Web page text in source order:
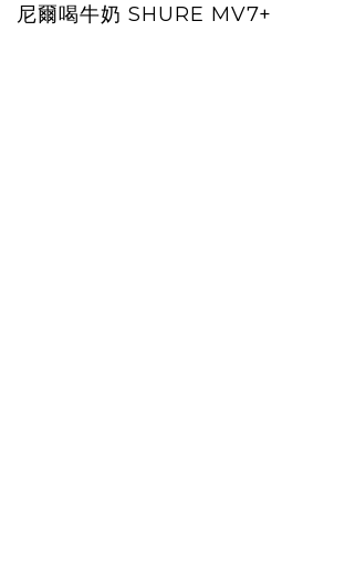
尼爾喝牛奶 SHURE MV7+